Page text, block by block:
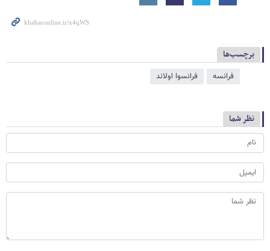
برچسب‌ها
فرانسه فرانسوا اولاند
نظر شما